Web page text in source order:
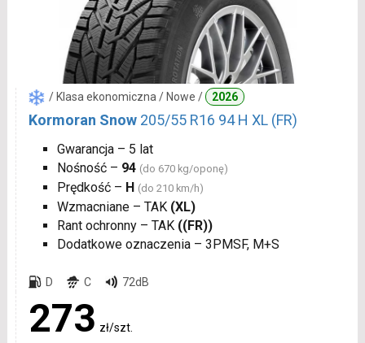
/ Klasa ekonomiczna / Nowe / 2026
Kormoran Snow 205/55 R16 94 H XL (FR)
Gwarancja – 5 lat
Nośność – 94 (do 670 kg/oponę)
Prędkość – H (do 210 km/h)
Wzmacniane – TAK (XL)
Rant ochronny – TAK ((FR))
Dodatkowe oznaczenia – 3PMSF, M+S
D C 72dB
273 zł/szt.